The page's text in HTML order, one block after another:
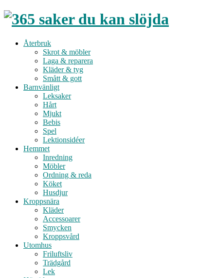
Återbruk
Skrot & möbler
Laga & reparera
Kläder & tyg
Smått & gott
Barnvänligt
Leksaker
Hårt
Mjukt
Bebis
Spel
Lektionsidéer
Hemmet
Inredning
Möbler
Ordning & reda
Köket
Husdjur
Kroppsnära
Kläder
Accessoarer
Smycken
Kroppsvård
Utomhus
Friluftsliv
Trädgård
Lek